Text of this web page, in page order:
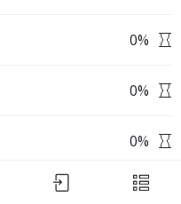
0%
0%
0%
0%
social
set goals and
Download App